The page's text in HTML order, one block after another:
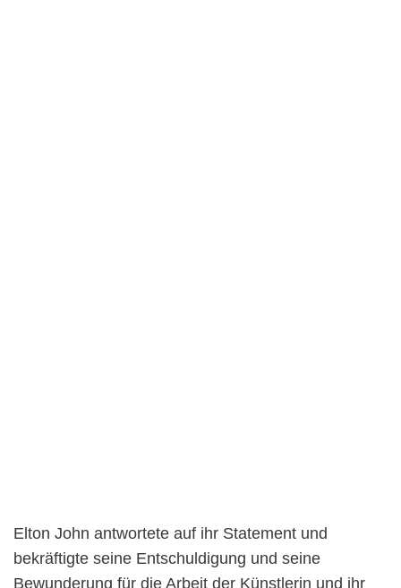
Elton John antwortete auf ihr Statement und
bekräftigte seine Entschuldigung und seine
Bewunderung für die Arbeit der Künstlerin und ihr